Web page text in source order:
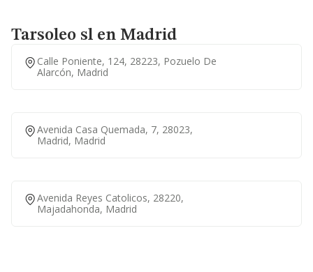
Tarsoleo sl en Madrid
Calle Poniente, 124, 28223, Pozuelo De
Alarcón, Madrid
Avenida Casa Quemada, 7, 28023,
Madrid, Madrid
Avenida Reyes Catolicos, 28220,
Majadahonda, Madrid